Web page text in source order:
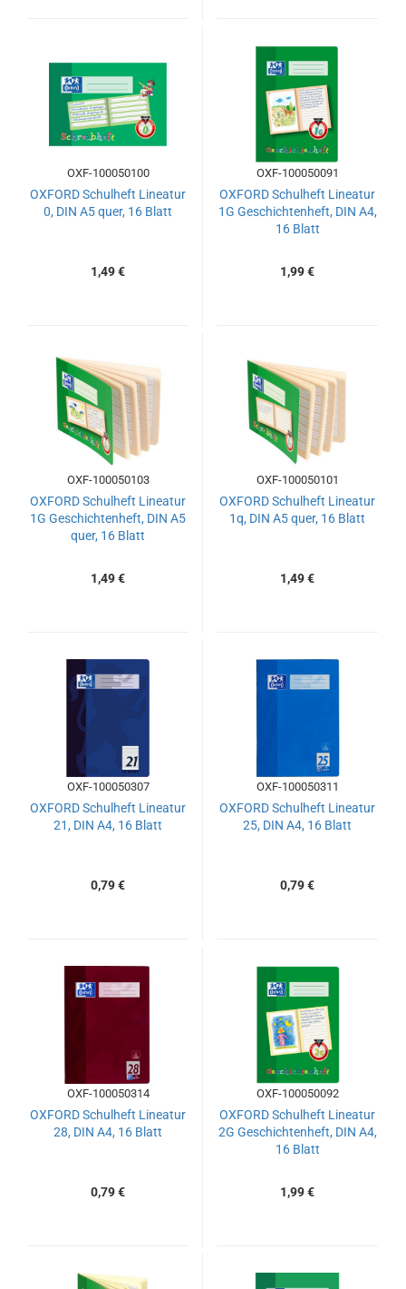
OXF-100050100
OXFORD Schulheft Lineatur
0, DIN A5 quer, 16 Blatt
1,49 €
OXF-100050091
OXFORD Schulheft Lineatur
1G Geschichtenheft, DIN A4,
16 Blatt
1,99 €
OXF-100050103
OXFORD Schulheft Lineatur
1G Geschichtenheft, DIN A5
quer, 16 Blatt
1,49 €
OXF-100050101
OXFORD Schulheft Lineatur
1q, DIN A5 quer, 16 Blatt
1,49 €
OXF-100050307
OXFORD Schulheft Lineatur
21, DIN A4, 16 Blatt
0,79 €
OXF-100050311
OXFORD Schulheft Lineatur
25, DIN A4, 16 Blatt
0,79 €
OXF-100050314
OXFORD Schulheft Lineatur
28, DIN A4, 16 Blatt
0,79 €
OXF-100050092
OXFORD Schulheft Lineatur
2G Geschichtenheft, DIN A4,
16 Blatt
1,99 €